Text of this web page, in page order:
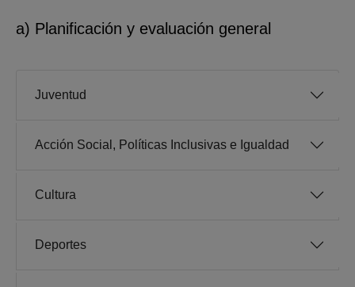
a) Planificación y evaluación general
Juventud
Acción Social, Políticas Inclusivas e Igualdad
Cultura
Deportes